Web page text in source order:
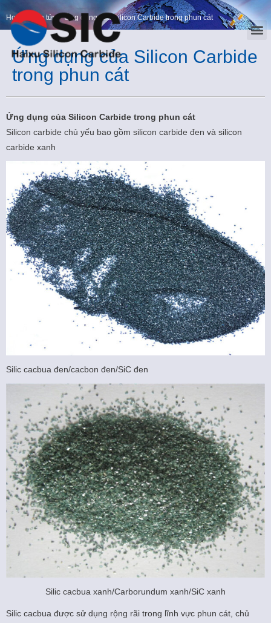
Home Tin tức>Ứng dụng của Silicon Carbide trong phun cát
Ứng dụng của Silicon Carbide
trong phun cát
Ứng dụng của Silicon Carbide trong phun cát
Silicon carbide chủ yếu bao gồm silicon carbide đen và silicon
carbide xanh
Silic cacbua đen/cacbon đen/SiC đen
Silic cacbua xanh/Carborundum xanh/SiC xanh
‌Silic cacbua được sử dụng rộng rãi trong lĩnh vực phun cát, chủ